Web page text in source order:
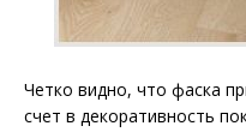
Четко видно, что фаска
счет в декоративность